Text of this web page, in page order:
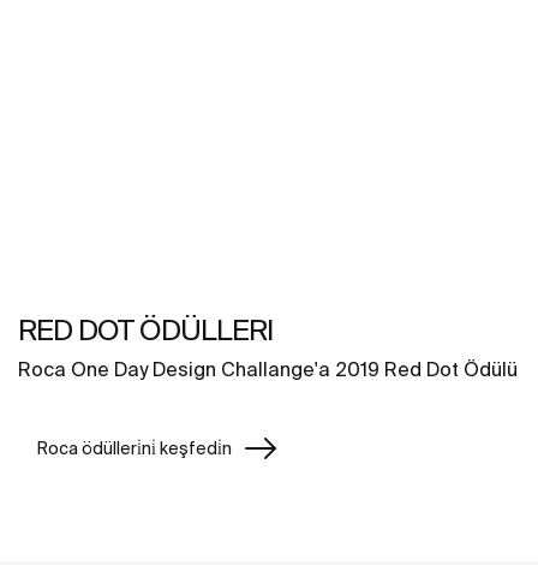
RED DOT ÖDÜLLERI
Roca One Day Design Challange'a 2019 Red Dot Ödülü
Roca ödülleri̇ni̇ keşfedi̇n